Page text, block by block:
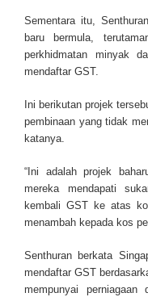
Sementara itu,
baru bermula,
perkhidmatan minyak
mendaftar GST.
Ini berikutan projek
pembinaan yang tidak
katanya.
“Ini adalah projek
mereka mendapati
kembali GST ke atas
menambah kepada kos
Senthuran berkata
mendaftar GST
mempunyai perniagaan